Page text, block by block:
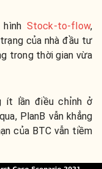
Stock-to-flow,
của nhà đầu tư
trong thời gian vừa
ít lần điều chỉnh ở
PlanB vẫn khẳng
của BTC vẫn tiềm